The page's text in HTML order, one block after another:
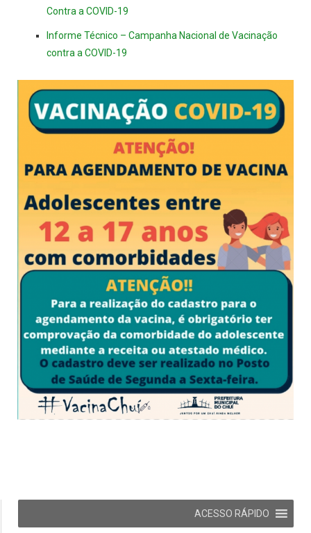
Contra a COVID-19
Informe Técnico – Campanha Nacional de Vacinação
contra a COVID-19
ACESSO RÁPIDO